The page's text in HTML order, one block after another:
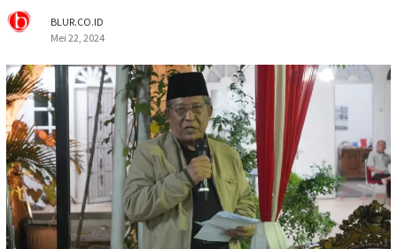
BLUR.CO.ID
Mei 22, 2024